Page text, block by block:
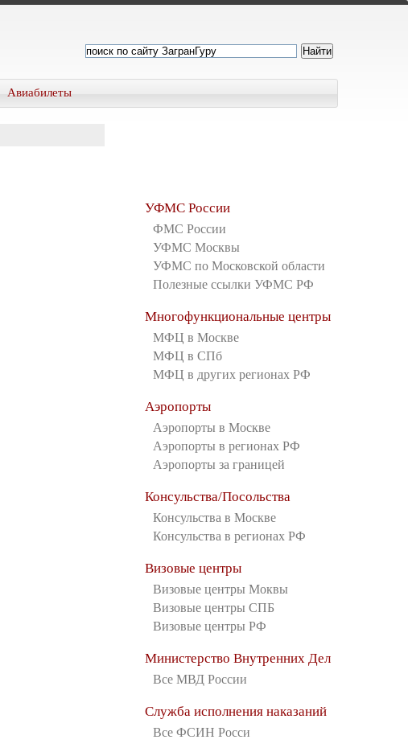
Авиабилеты
УФМС России
ФМС России
УФМС Москвы
УФМС по Московской области
Полезные ссылки УФМС РФ
Многофункциональные центры
МФЦ в Москве
МФЦ в СПб
МФЦ в других регионах РФ
Аэропорты
Аэропорты в Москве
Аэропорты в регионах РФ
Аэропорты за границей
Консульства/Посольства
Консульства в Москве
Консульства в регионах РФ
Визовые центры
Визовые центры Моквы
Визовые центры СПБ
Визовые центры РФ
Министерство Внутренних Дел
Все МВД России
Служба исполнения наказаний
Все ФСИН Росси